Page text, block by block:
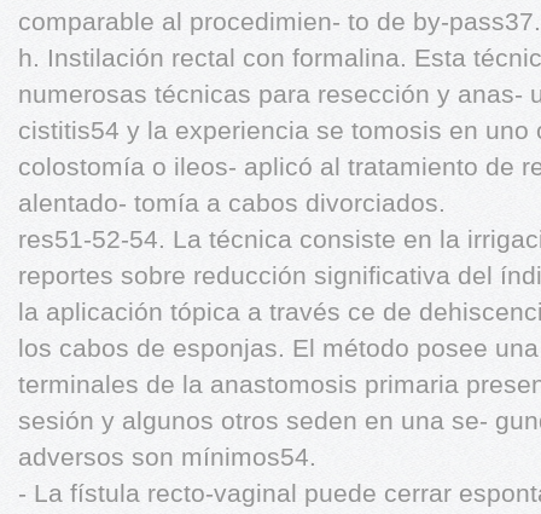
comparable al procedimien- to de by-pass37.
h. Instilación rectal con formalina. Esta
numerosas técnicas para resección y anas-
cistitis54 y la experiencia se tomosis en uno
colostomía o ileos- aplicó al tratamiento de
alentado- tomía a cabos divorciados.
res51-52-54. La técnica consiste en la
reportes sobre reducción significativa del
la aplicación tópica a través ce de
los cabos de esponjas. El método posee
terminales de la anastomosis primaria
sesión y algunos otros seden en una se-
adversos son mínimos54.
- La fístula recto-vaginal puede cerrar